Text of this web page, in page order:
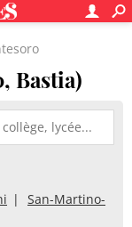
Bastia)
San-Martino-